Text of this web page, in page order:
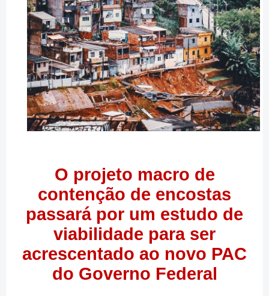
O projeto macro de
contenção de encostas
passará por um estudo de
viabilidade para ser
acrescentado ao novo PAC
do Governo Federal